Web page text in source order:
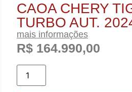
CAOA CHERY
TURBO AUT.
mais informações
R$ 164.990,00